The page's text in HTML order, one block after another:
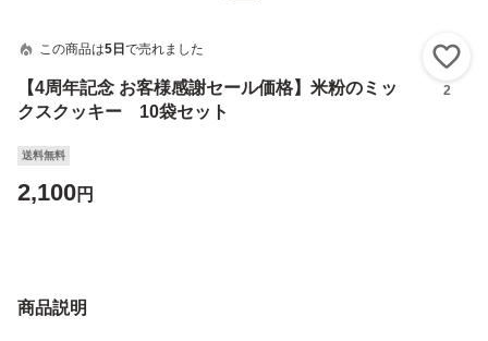
この商品は5日 で売れました
【4周年記念 お客様感謝セール価格】米粉のミッ
クスクッキー 10袋セット
2
送料無料
2,100円
商品説明